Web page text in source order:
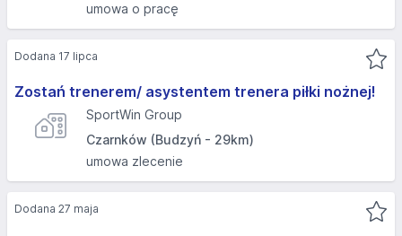
umowa o pracę
Zostań trenerem/ asystentem trenera piłki nożnej!
SportWin Group
Czarnków (Budzyń - 29km)
umowa zlecenie
Dodana 17 lipca
Dodana 27 maja